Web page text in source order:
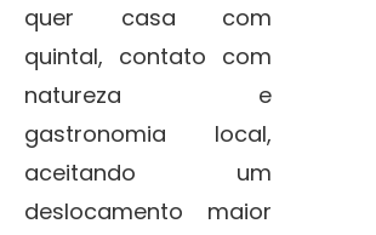
quer casa com
quintal, contato com
natureza e
gastronomia local,
aceitando um
deslocamento maior